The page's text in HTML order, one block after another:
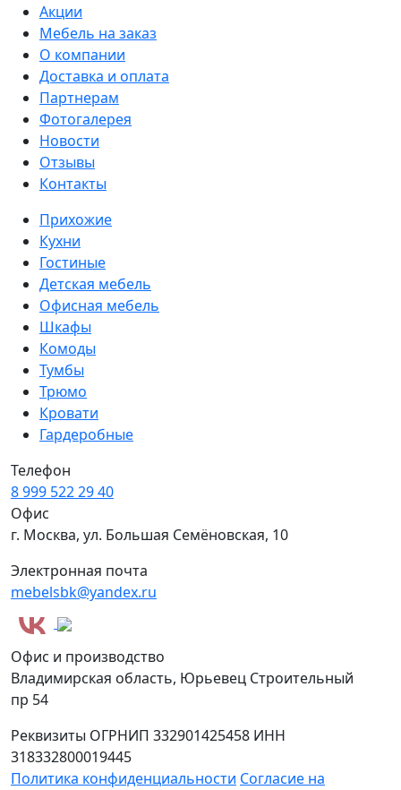
Акции
Мебель на заказ
О компании
Доставка и оплата
Партнерам
Фотогалерея
Новости
Отзывы
Контакты
Прихожие
Кухни
Гостиные
Детская мебель
Офисная мебель
Шкафы
Комоды
Тумбы
Трюмо
Кровати
Гардеробные
Телефон
8 999 522 29 40
Офис
г. Москва, ул. Большая Семёновская, 10
Электронная почта
mebelsbk@yandex.ru
Офис и производство
Владимирская область, Юрьевец Строительный
пр 54
Реквизиты ОГРНИП 332901425458 ИНН
318332800019445
Политика конфиденциальности Согласие на